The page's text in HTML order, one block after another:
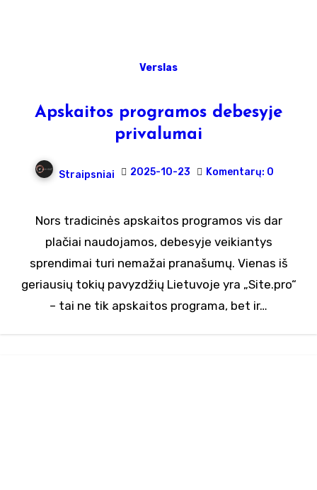
Verslas
Apskaitos programos debesyje
privalumai
Straipsniai 2025-10-23 Komentarų: 0
Nors tradicinės apskaitos programos vis dar
plačiai naudojamos, debesyje veikiantys
sprendimai turi nemažai pranašumų. Vienas iš
geriausių tokių pavyzdžių Lietuvoje yra „Site.pro“
– tai ne tik apskaitos programa, bet ir…